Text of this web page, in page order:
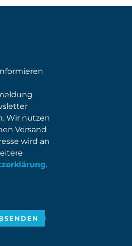
Wir nutzen
Versand
wird an
.